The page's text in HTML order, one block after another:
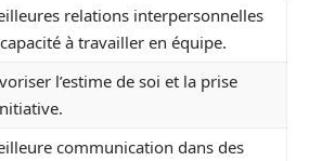
relations interpersonnelles
à travailler en équipe.
l’estime de soi et la prise
communication dans des